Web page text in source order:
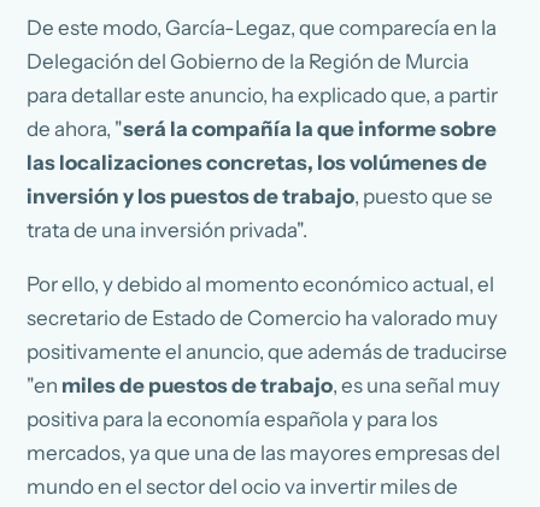
De este modo, García-Legaz, que comparecía en la
Delegación del Gobierno de la Región de Murcia
para detallar este anuncio, ha explicado que, a partir
de ahora, "será la compañía la que informe sobre
las localizaciones concretas, los volúmenes de
inversión y los puestos de trabajo, puesto que se
trata de una inversión privada".
Por ello, y debido al momento económico actual, el
secretario de Estado de Comercio ha valorado muy
positivamente el anuncio, que además de traducirse
"en miles de puestos de trabajo, es una señal muy
positiva para la economía española y para los
mercados, ya que una de las mayores empresas del
mundo en el sector del ocio va invertir miles de